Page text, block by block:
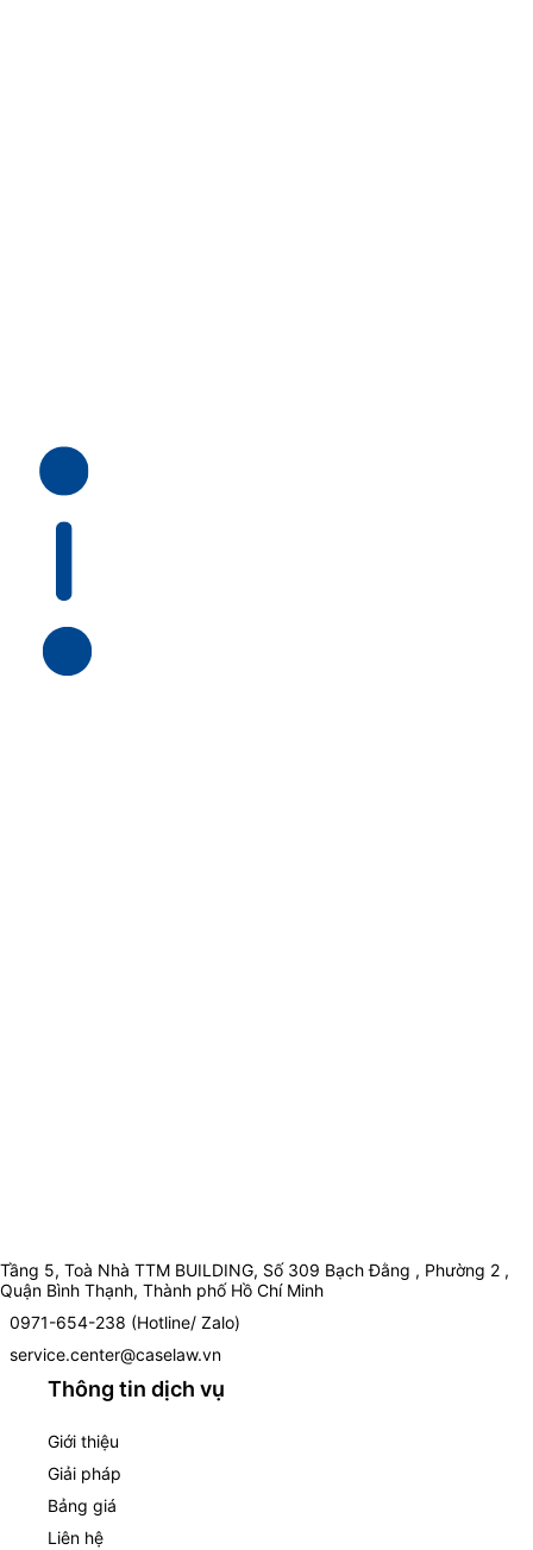
Tầng 5, Toà Nhà TTM BUILDING, Số 309 Bạch Đằng , Phường 2 ,
Quận Bình Thạnh, Thành phố Hồ Chí Minh
0971-654-238 (Hotline/ Zalo)
service.center@caselaw.vn
Thông tin dịch vụ
Giới thiệu
Giải pháp
Bảng giá
Liên hệ